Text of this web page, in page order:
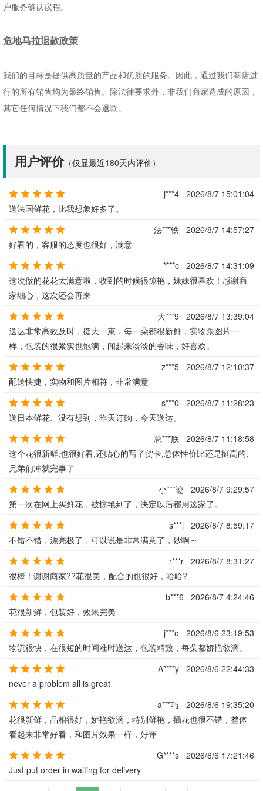
户服务确认议程。
危地马拉退款政策
我们的目标是提供高质量的产品和优质的服务。因此，通过我们商店进
行的所有销售均为最终销售。除法律要求外，非我们商家造成的原因，
其它任何情况下我们都不会退款。
用户评价（仅显最近180天内评价）
j***4
2026/8/7 15:01:04
送法国鲜花，比我想象好多了。
法***铁
2026/8/7 14:57:27
好看的，客服的态度也很好，满意
****c
2026/8/7 14:31:09
这次做的花花太满意啦，收到的时候很惊艳，妹妹很喜欢！感谢商
家细心，这次还会再来
大***9
2026/8/7 13:39:04
送达非常高效及时，挺大一束，每一朵都很新鲜，实物跟图片一
样，包装的很紧实也饱满，闻起来淡淡的香味，好喜欢。
z***5
2026/8/7 12:10:37
配送快捷，实物和图片相符，非常满意
s***0
2026/8/7 11:28:23
送日本鲜花、没有想到，昨天订购，今天送达。
总***朕
2026/8/7 11:18:58
这个花很新鲜,也很好看,还贴心的写了贺卡,总体性价比还是挺高的,
兄弟们冲就完事了
小***迹
2026/8/7 9:29:57
第一次在网上买鲜花，被惊艳到了，决定以后都用这家了。
s***j
2026/8/7 8:59:17
不错不错，漂亮极了，可以说是非常满意了，妙啊～
r***r
2026/8/7 8:31:27
很棒！谢谢商家??花很美，配合的也很好，哈哈?
b***6
2026/8/7 4:24:46
花很新鲜，包装好，效果完美
j***o
2026/8/6 23:19:53
物流很快，在很短的时间准时送达，包装精致，每朵都娇艳欲滴。
A****y
2026/8/6 22:44:33
never a problem all is great
a***巧
2026/8/6 19:35:20
花很新鲜，品相很好，娇艳欲滴，特别鲜艳，插花也很不错，整体
看起来非常好看，和图片效果一样，好评
G****s
2026/8/6 17:21:46
Just put order in waiting for delivery